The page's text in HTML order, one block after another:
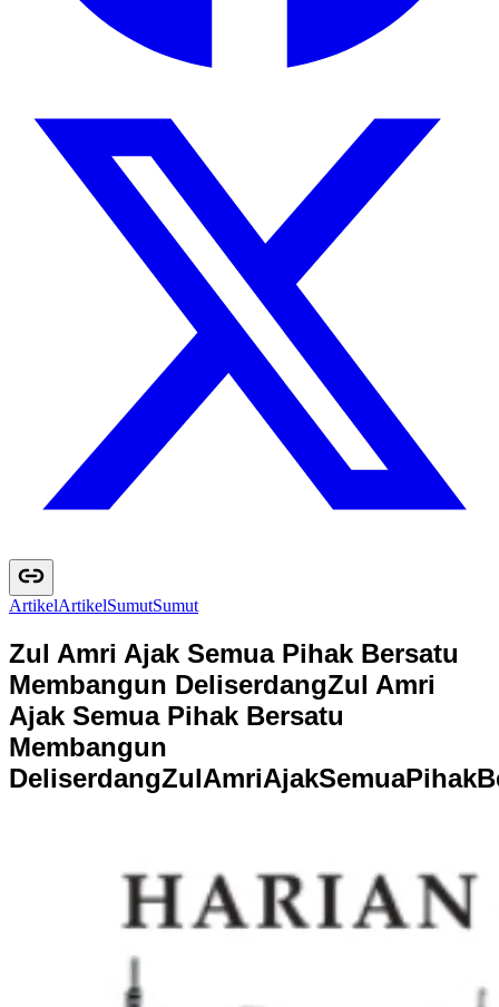
ArtikelArtikelSumutSumut
Zul Amri Ajak Semua Pihak Bersatu
Membangun DeliserdangZul Amri
Ajak Semua Pihak Bersatu
Membangun
DeliserdangZulAmriAjakSemuaPihakB